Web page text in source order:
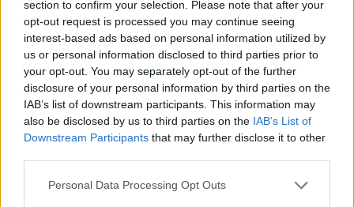
section to confirm your selection. Please note that after your
opt-out request is processed you may continue seeing
interest-based ads based on personal information utilized by
us or personal information disclosed to third parties prior to
your opt-out. You may separately opt-out of the further
disclosure of your personal information by third parties on the
IAB’s list of downstream participants. This information may
also be disclosed by us to third parties on the IAB’s List of
Downstream Participants that may further disclose it to other
Please note that this website/app uses one or more Google
Personal Data Processing Opt Outs
képződéséhez vezethet, amelyek kedvező
táplálékforrást jelentenek a levéltetvek számára. A
University of California növényvédelmi útmutatója ezért
kifejezetten javasolja a túlzott nitrogéntrágyázás
kerülését.
A levéltetű elleni védekezés egyik fontos része tehát az
egyensúly. A növényt ne hagyd kiszáradni, de ne is
próbáld túlzott trágyázással gyors növekedésre
ösztönözni. Az egészséges, megfelelően gondozott
növény könnyebben átvészeli a kisebb fertőzéseket.